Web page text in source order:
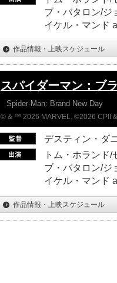
ブ・バタロン/ジ
イケル・マンド
作品情報・上映スケジュール
スパイダーマン：ブ
Spider-Man: Brand New Day
© & ™ 2026 MARVEL. ©2026 CPII
デスティン・ダ
トム・ホランド
ブ・バタロン/ジ
イケル・マンド
作品情報・上映スケジュール